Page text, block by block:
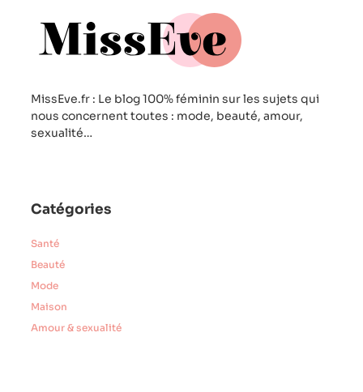
MissEve.fr : Le blog 100% féminin sur les sujets qui
nous concernent toutes : mode, beauté, amour,
sexualité…
Catégories
Santé
Beauté
Mode
Maison
Amour & sexualité